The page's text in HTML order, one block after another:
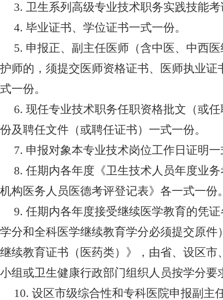
3. 卫生系列高级专业技术职务实践技能
4. 毕业证书、学位证书一式一份。
5. 申报正、副主任医师（含中医、中西
护师的，须提交医师资格证书、医师执业证
式一份。
6. 现任专业技术职务任职资格批文（或
份及聘任文件（或聘任证书）一式一份。
7. 申报对象本专业技术岗位工作日证明
8. 任期内各年度《卫生技术人员年度业
机构医务人员医德考评登记表》各一式一份
9. 任期内各年度接受继续医学教育的凭
学分和全科医学继续教育学分必须提交原件
继续教育证书（医药类）》，由省、设区市
小组或卫生健康行政部门组织人员按学分要
10. 设区市级综合性和专科医院申报副主